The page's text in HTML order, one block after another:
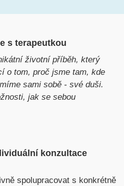
s terapeutkou
životní příběh, který
o tom, proč jsme tam, kde
sami sobě - své duši.
jak se sebou
konzultace
spolupracovat s konkrétně